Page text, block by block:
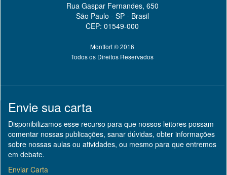
Rua Gaspar Fernandes, 650
São Paulo - SP - Brasil
CEP: 01549-000
Montfort © 2016
Todos os Direitos Reservados
Envie sua carta
Disponibilizamos esse recurso para que nossos leitores possam
comentar nossas publicações, sanar dúvidas, obter informações
sobre nossas aulas ou atividades, ou mesmo para que entremos
em debate.
Enviar Carta